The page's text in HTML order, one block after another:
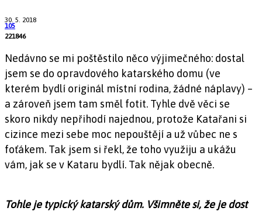
30. 5. 2018
105
221846
Nedávno se mi poštěstilo něco výjimečného: dostal
jsem se do opravdového katarského domu (ve
kterém bydlí originál místní rodina, žádné náplavy) –
a zároveň jsem tam směl fotit. Tyhle dvě věci se
skoro nikdy nepřihodí najednou, protože Katařani si
cizince mezi sebe moc nepouštějí a už vůbec ne s
foťákem. Tak jsem si řekl, že toho využiju a ukážu
vám, jak se v Kataru bydlí. Tak nějak obecně.
Tohle je typický katarský dům. Všimněte si, že je dost